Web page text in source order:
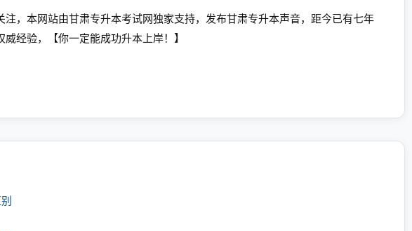
注，本网站由甘肃专升本考试网独家支持，发布甘肃专升本声音，距今已有七年
经验，【你一定能成功升本上岸！】